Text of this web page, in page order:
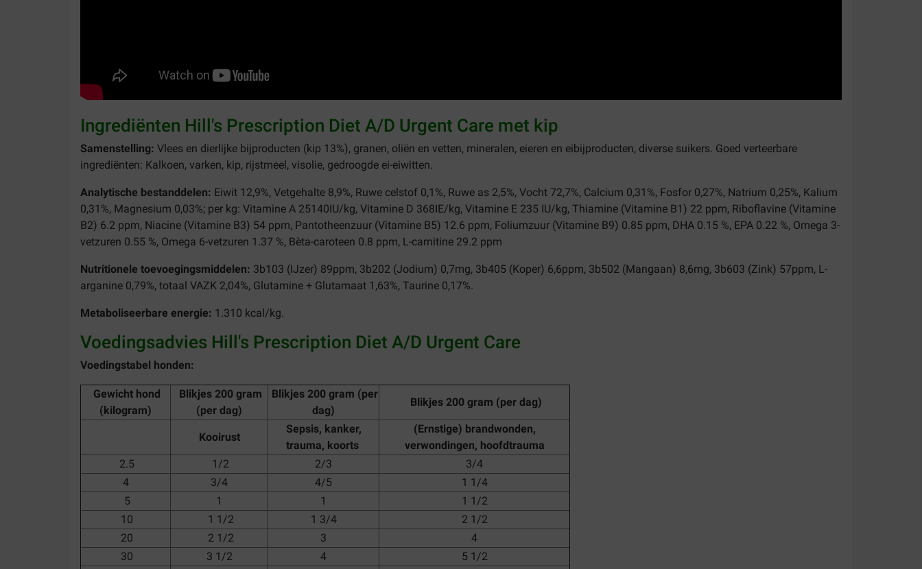
Ingrediënten Hill's Prescription Diet A/D Urgent Care met kip
Samenstelling: Vlees en dierlijke bijproducten (kip 13%), granen, oliën en vetten, mineralen, eieren en eibijproducten, diverse suikers. Goed verteerbare
ingrediënten: Kalkoen, varken, kip, rijstmeel, visolie, gedroogde ei-eiwitten.
Analytische bestanddelen: Eiwit 12,9%, Vetgehalte 8,9%, Ruwe celstof 0,1%, Ruwe as 2,5%, Vocht 72,7%, Calcium 0,31%, Fosfor 0,27%, Natrium 0,25%, Kalium
0,31%, Magnesium 0,03%; per kg: Vitamine A 25140IU/kg, Vitamine D 368IE/kg, Vitamine E 235 IU/kg, Thiamine (Vitamine B1) 22 ppm, Riboflavine (Vitamine
B2) 6.2 ppm, Niacine (Vitamine B3) 54 ppm, Pantotheenzuur (Vitamine B5) 12.6 ppm, Foliumzuur (Vitamine B9) 0.85 ppm, DHA 0.15 %, EPA 0.22 %, Omega 3-
vetzuren 0.55 %, Omega 6-vetzuren 1.37 %, Bèta-caroteen 0.8 ppm, L-carnitine 29.2 ppm
Nutritionele toevoegingsmiddelen: 3b103 (IJzer) 89ppm, 3b202 (Jodium) 0,7mg, 3b405 (Koper) 6,6ppm, 3b502 (Mangaan) 8,6mg, 3b603 (Zink) 57ppm, L-
arganine 0,79%, totaal VAZK 2,04%, Glutamine + Glutamaat 1,63%, Taurine 0,17%.
Metaboliseerbare energie: 1.310 kcal/kg.
Voedingsadvies Hill's Prescription Diet A/D Urgent Care
Voedingstabel honden:
Gewicht hond
(kilogram)
Blikjes 200 gram
(per dag)
Blikjes 200 gram (per
dag)
Blikjes 200 gram (per dag)
Kooirust
Sepsis, kanker,
trauma, koorts
(Ernstige) brandwonden,
verwondingen, hoofdtrauma
2.5
1/2 2/3
3/4
4
3/4 4/5
1 1/4
5
1 1
1 1/2
10
1 1/2 1 3/4
2 1/2
20
2 1/2 3
4
30
3 1/2 4
5 1/2